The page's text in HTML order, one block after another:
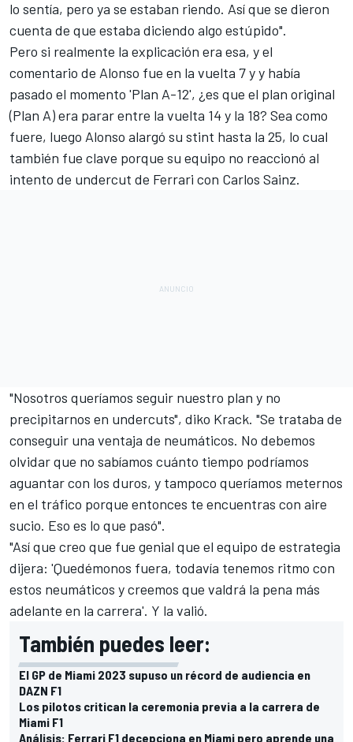
lo sentía, pero ya se estaban riendo. Así que se dieron
cuenta de que estaba diciendo algo estúpido".
Pero si realmente la explicación era esa, y el
comentario de Alonso fue en la vuelta 7 y y había
pasado el momento 'Plan A-12', ¿es que el plan original
(Plan A) era parar entre la vuelta 14 y la 18? Sea como
fuere, luego Alonso alargó su stint hasta la 25, lo cual
también fue clave porque su equipo no reaccionó al
intento de undercut de Ferrari con Carlos Sainz.
"Nosotros queríamos seguir nuestro plan y no
precipitarnos en undercuts", diko Krack. "Se trataba de
conseguir una ventaja de neumáticos. No debemos
olvidar que no sabíamos cuánto tiempo podríamos
aguantar con los duros, y tampoco queríamos meternos
en el tráfico porque entonces te encuentras con aire
sucio. Eso es lo que pasó".
"Así que creo que fue genial que el equipo de estrategia
dijera: 'Quedémonos fuera, todavía tenemos ritmo con
estos neumáticos y creemos que valdrá la pena más
adelante en la carrera'. Y la valió.
También puedes leer:
El GP de Miami 2023 supuso un récord de audiencia en
DAZN F1
Los pilotos critican la ceremonia previa a la carrera de
Miami F1
Análisis: Ferrari F1 decepciona en Miami pero aprende una